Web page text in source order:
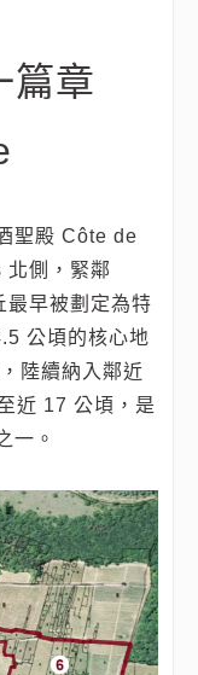
篇章
聖殿 Côte de
側，緊鄰
早被劃定為特
公頃的核心地
陸續納入鄰近
近 17 公頃，是
一。